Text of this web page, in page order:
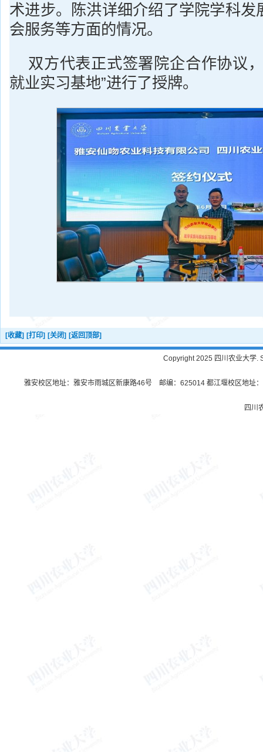
术进步。陈洪详细介绍了学院学科发
会服务等方面的情况。
双方代表正式签署院企合作协议
就业实习基地”进行了授牌。
[收藏] [打印] [关闭] [返回顶部]
Copyright 2025 四川农业大学.
雅安校区地址：雅安市雨城区新康路46号 邮编：625014 都江堰校区地址
四川